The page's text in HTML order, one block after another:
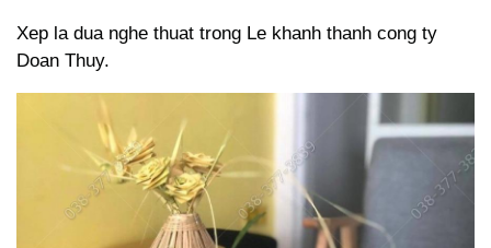
Xep la dua nghe thuat trong Le khanh thanh cong ty
Doan Thuy.